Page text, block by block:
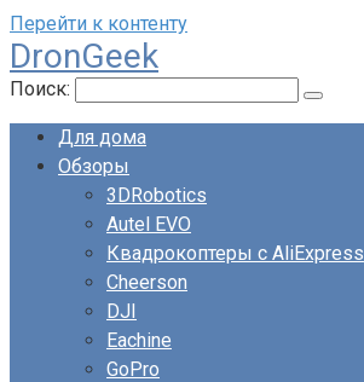
Перейти к контенту
DronGeek
Поиск:
Для дома
Обзоры
3DRobotics
Autel EVO
Квадрокоптеры с AliExpress
Cheerson
DJI
Eachine
GoPro